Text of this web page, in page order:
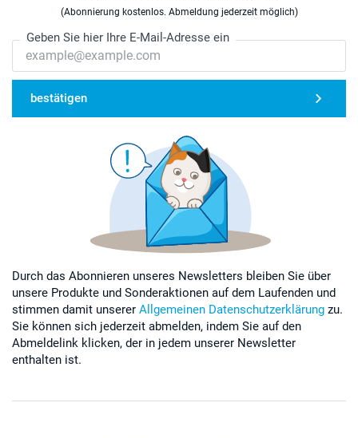
(Abonnierung kostenlos. Abmeldung jederzeit möglich)
Geben Sie hier Ihre E-Mail-Adresse ein
bestätigen
Durch das Abonnieren unseres Newsletters bleiben Sie über
unsere Produkte und Sonderaktionen auf dem Laufenden und
stimmen damit unserer Allgemeinen Datenschutzerklärung zu.
Sie können sich jederzeit abmelden, indem Sie auf den
Abmeldelink klicken, der in jedem unserer Newsletter
enthalten ist.